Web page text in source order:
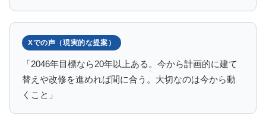
Xでの声（現実的な提案）
「2046年目標なら20年以上ある。今から計画的に建て
替えや改修を進めれば間に合う。大切なのは今から動
くこと」